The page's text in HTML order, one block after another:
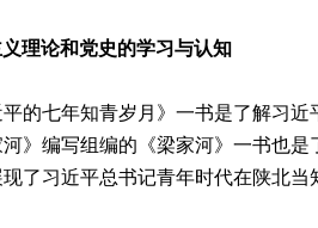
理论和党史的学习与认知
的七年知青岁月》一书是了解习
》编写组编的《梁家河》一书也
了习近平总书记青年时代在陕北